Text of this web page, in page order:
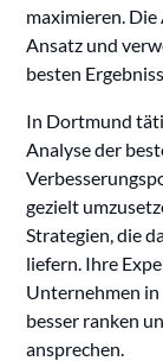
maximieren.
Ansatz und
besten
In Dortmund
Analyse der
gezielt
Strategien, die
liefern. Ihre
Unternehmen
besser ranken
ansprechen.